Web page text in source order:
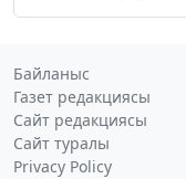
Байланыс
Газет редакциясы
Сайт редакциясы
Сайт туралы
Privacy Policy